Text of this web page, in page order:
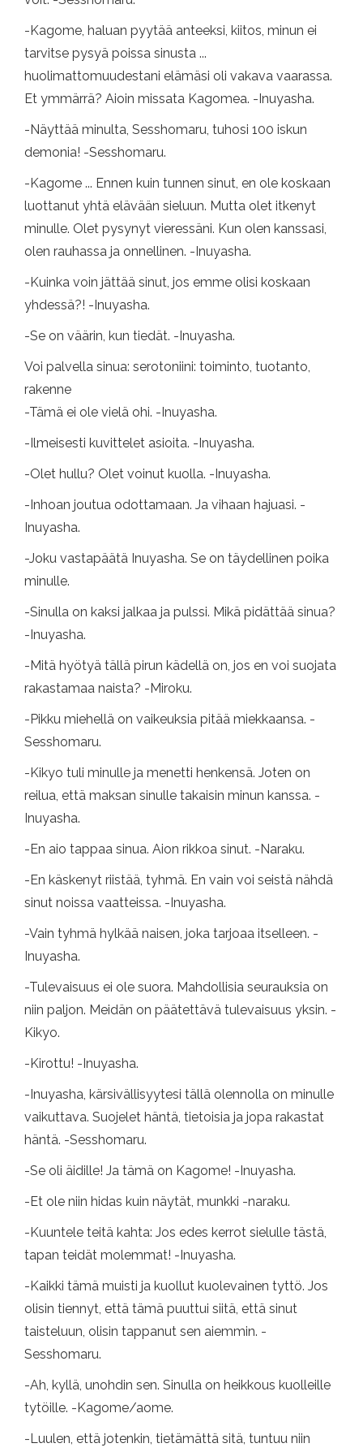
-Kagome, haluan pyytää anteeksi, kiitos, minun ei
tarvitse pysyä poissa sinusta ...
huolimattomuudestani elämäsi oli vakava vaarassa.
Et ymmärrä? Aioin missata Kagomea. -Inuyasha.
-Näyttää minulta, Sesshomaru, tuhosi 100 iskun
demonia! -Sesshomaru.
-Kagome ... Ennen kuin tunnen sinut, en ole koskaan
luottanut yhtä elävään sieluun. Mutta olet itkenyt
minulle. Olet pysynyt vieressäni. Kun olen kanssasi,
olen rauhassa ja onnellinen. -Inuyasha.
-Kuinka voin jättää sinut, jos emme olisi koskaan
yhdessä?! -Inuyasha.
-Se on väärin, kun tiedät. -Inuyasha.
Voi palvella sinua: serotoniini: toiminto, tuotanto,
rakenne
-Tämä ei ole vielä ohi. -Inuyasha.
-Ilmeisesti kuvittelet asioita. -Inuyasha.
-Olet hullu? Olet voinut kuolla. -Inuyasha.
-Inhoan joutua odottamaan. Ja vihaan hajuasi. -
Inuyasha.
-Joku vastapäätä Inuyasha. Se on täydellinen poika
minulle.
-Sinulla on kaksi jalkaa ja pulssi. Mikä pidättää sinua?
-Inuyasha.
-Mitä hyötyä tällä pirun kädellä on, jos en voi suojata
rakastamaa naista? -Miroku.
-Pikku miehellä on vaikeuksia pitää miekkaansa. -
Sesshomaru.
-Kikyo tuli minulle ja menetti henkensä. Joten on
reilua, että maksan sinulle takaisin minun kanssa. -
Inuyasha.
-En aio tappaa sinua. Aion rikkoa sinut. -Naraku.
-En käskenyt riistää, tyhmä. En vain voi seistä nähdä
sinut noissa vaatteissa. -Inuyasha.
-Vain tyhmä hylkää naisen, joka tarjoaa itselleen. -
Inuyasha.
-Tulevaisuus ei ole suora. Mahdollisia seurauksia on
niin paljon. Meidän on päätettävä tulevaisuus yksin. -
Kikyo.
-Kirottu! -Inuyasha.
-Inuyasha, kärsivällisyytesi tällä olennolla on minulle
vaikuttava. Suojelet häntä, tietoisia ja jopa rakastat
häntä. -Sesshomaru.
-Se oli äidille! Ja tämä on Kagome! -Inuyasha.
-Et ole niin hidas kuin näytät, munkki -naraku.
-Kuuntele teitä kahta: Jos edes kerrot sielulle tästä,
tapan teidät molemmat! -Inuyasha.
-Kaikki tämä muisti ja kuollut kuolevainen tyttö. Jos
olisin tiennyt, että tämä puuttui siitä, että sinut
taisteluun, olisin tappanut sen aiemmin. -
Sesshomaru.
-Ah, kyllä, unohdin sen. Sinulla on heikkous kuolleille
tytöille. -Kagome/aome.
-Luulen, että jotenkin, tietämättä sitä, tuntuu niin